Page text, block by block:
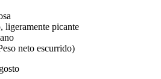
ligeramente picante
neto escurrido)